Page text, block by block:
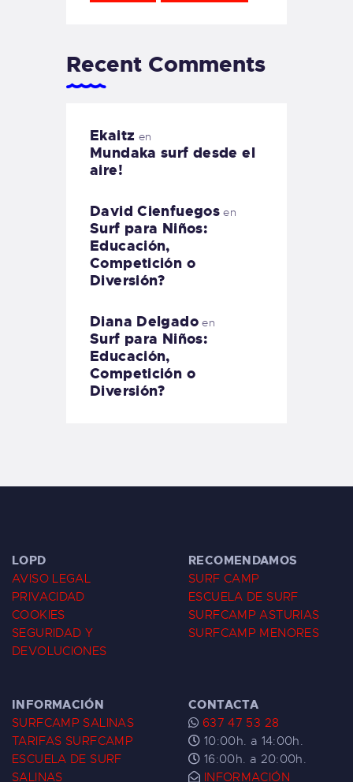
Recent Comments
Ekaitz en
Mundaka surf desde el
aire!
David Cienfuegos en
Surf para Niños:
Educación,
Competición o
Diversión?
Diana Delgadoen
Surf para Niños:
Educación,
Competición o
Diversión?
LOPD
AVISO LEGAL
PRIVACIDAD
COOKIES
SEGURIDAD Y
DEVOLUCIONES
RECOMENDAMOS
SURF CAMP
ESCUELA DE SURF
SURFCAMP ASTURIAS
SURFCAMP MENORES
INFORMACIÓN
SURFCAMP SALINAS
TARIFAS SURFCAMP
ESCUELA DE SURF
SALINAS
CONTACTA
637 47 53 28
10:00h. a 14:00h.
16:00h. a 20:00h.
INFORMACIÓN